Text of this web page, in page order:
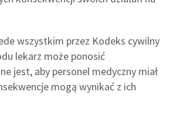
wszystkim przez Kodeks cywilny
lekarz może ponosić
jest, aby personel medyczny miał
mogą wynikać z ich